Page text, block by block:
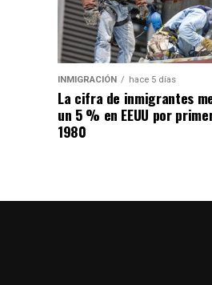
INMIGRACIÓN hace 5 días
La cifra de inmigrantes
un 5 % en EEUU por
1980